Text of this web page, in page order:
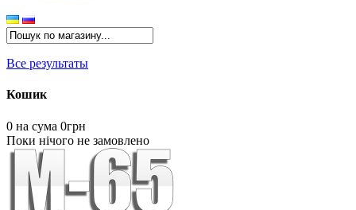
Все результаты
Кошик
0 на сума 0грн
Поки нічого не замовлено